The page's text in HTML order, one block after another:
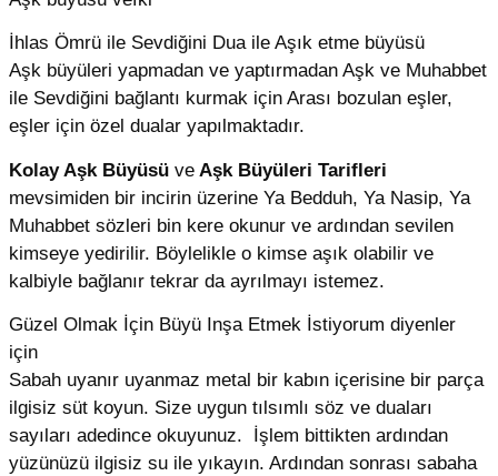
İhlas Ömrü ile Sevdiğini Dua ile Aşık etme büyüsü
Aşk büyüleri yapmadan ve yaptırmadan Aşk ve Muhabbet
ile Sevdiğini bağlantı kurmak için Arası bozulan eşler,
eşler için özel dualar yapılmaktadır.
Kolay Aşk Büyüsü ve Aşk Büyüleri Tarifleri
mevsimiden bir incirin üzerine Ya Bedduh, Ya Nasip, Ya
Muhabbet sözleri bin kere okunur ve ardından sevilen
kimseye yedirilir. Böylelikle o kimse aşık olabilir ve
kalbiyle bağlanır tekrar da ayrılmayı istemez.
Güzel Olmak İçin Büyü Inşa Etmek İstiyorum diyenler
için
Sabah uyanır uyanmaz metal bir kabın içerisine bir parça
ilgisiz süt koyun. Size uygun tılsımlı söz ve duaları
sayıları adedince okuyunuz. İşlem bittikten ardından
yüzünüzü ilgisiz su ile yıkayın. Ardından sonrası sabaha